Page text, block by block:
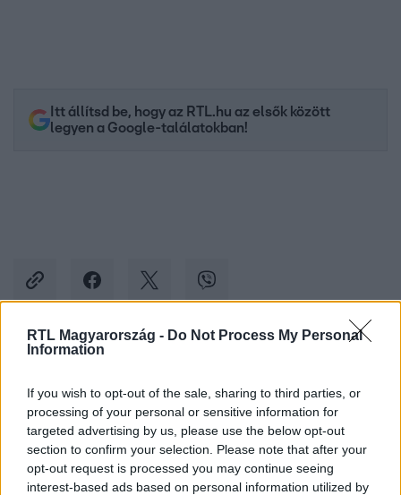
RTL Magyarország - Do Not Process My Personal
Information
If you wish to opt-out of the sale, sharing to third parties, or
processing of your personal or sensitive information for
targeted advertising by us, please use the below opt-out
section to confirm your selection. Please note that after your
opt-out request is processed you may continue seeing
interest-based ads based on personal information utilized by
Itt állítsd be, hogy az RTL.hu az elsők között
legyen a Google-találatokban!
Facebookon is!
Követem